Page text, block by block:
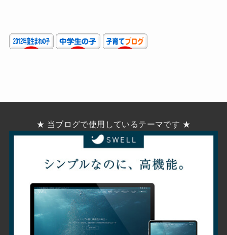
★ 当ブログで使用しているテーマです ★